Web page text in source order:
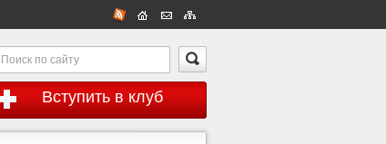
Вступить в клуб